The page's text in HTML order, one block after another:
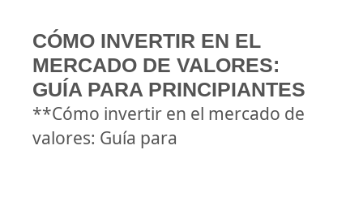
CÓMO INVERTIR EN EL
MERCADO DE VALORES:
GUÍA PARA PRINCIPIANTES
**Cómo invertir en el mercado de
valores: Guía para